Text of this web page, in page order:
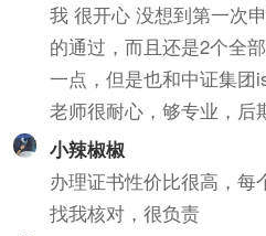
我 很开心 没想到第一次
的通过，而且还是2个全
一点，但是也和中证集团
老师很耐心，够专业，后
小辣椒椒
办理证书性价比很高，每
找我核对，很负责